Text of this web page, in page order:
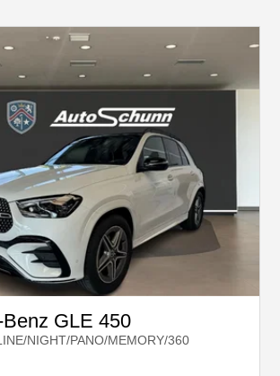
GLE 450
NIGHT/PANO/MEMORY/360